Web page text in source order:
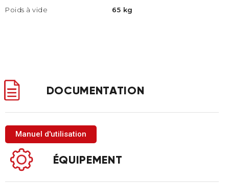
Poids à vide 65 kg
DOCUMENTATION
Manuel d'utilisation
ÉQUIPEMENT